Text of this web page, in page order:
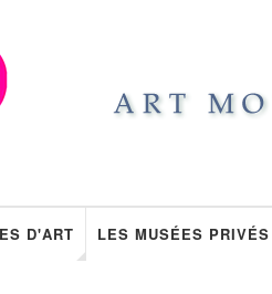
D'ART LES MUSÉES PRIVÉS